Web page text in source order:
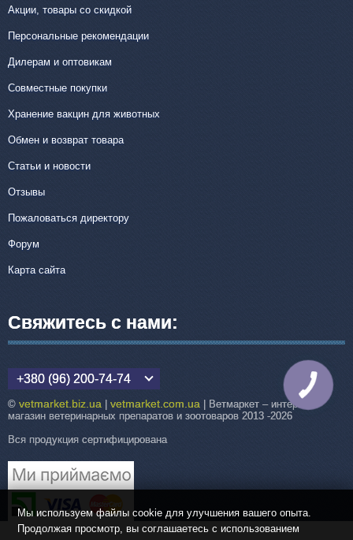
Акции, товары со скидкой
Персональные рекомендации
Дилерам и оптовикам
Совместные покупки
Хранение вакцин для животных
Обмен и возврат товара
Статьи и новости
Отзывы
Пожаловаться директору
Форум
Карта сайта
Свяжитесь с нами:
+380 (96) 200-74-74
© vetmarket.biz.ua vetmarket.com.ua | Ветмаркет – интернет-
магазин ветеринарных препаратов и зоотоваров 2013 -2026
Вся продукция сертифицирована
Мы используем файлы cookie для улучшения вашего опыта.
Продолжая просмотр, вы соглашаетесь с использованием
КНОПКА
СВЯЗИ